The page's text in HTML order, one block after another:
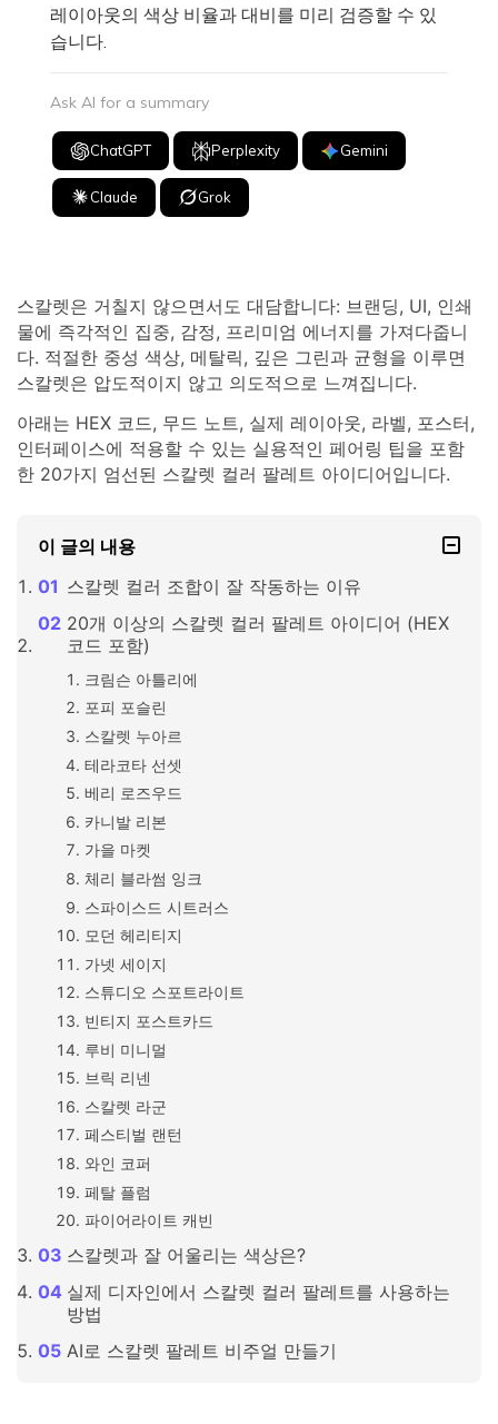
레이아웃의 색상 비율과 대비를 미리 검증할 수 있
습니다.
Ask AI for a summary
ChatGPT Perplexity Gemini
Claude Grok
스칼렛은 거칠지 않으면서도 대담합니다: 브랜딩, UI, 인쇄
물에 즉각적인 집중, 감정, 프리미엄 에너지를 가져다줍니
다. 적절한 중성 색상, 메탈릭, 깊은 그린과 균형을 이루면
스칼렛은 압도적이지 않고 의도적으로 느껴집니다.
아래는 HEX 코드, 무드 노트, 실제 레이아웃, 라벨, 포스터,
인터페이스에 적용할 수 있는 실용적인 페어링 팁을 포함
한 20가지 엄선된 스칼렛 컬러 팔레트 아이디어입니다.
이 글의 내용
스칼렛 컬러 조합이 잘 작동하는 이유
20개 이상의 스칼렛 컬러 팔레트 아이디어 (HEX
코드 포함)
크림슨 아틀리에
포피 포슬린
스칼렛 누아르
테라코타 선셋
베리 로즈우드
카니발 리본
가을 마켓
체리 블라썸 잉크
스파이스드 시트러스
모던 헤리티지
가넷 세이지
스튜디오 스포트라이트
빈티지 포스트카드
루비 미니멀
브릭 리넨
스칼렛 라군
페스티벌 랜턴
와인 코퍼
페탈 플럼
파이어라이트 캐빈
스칼렛과 잘 어울리는 색상은?
실제 디자인에서 스칼렛 컬러 팔레트를 사용하는
방법
AI로 스칼렛 팔레트 비주얼 만들기